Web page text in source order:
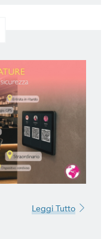
Leggi Tutto